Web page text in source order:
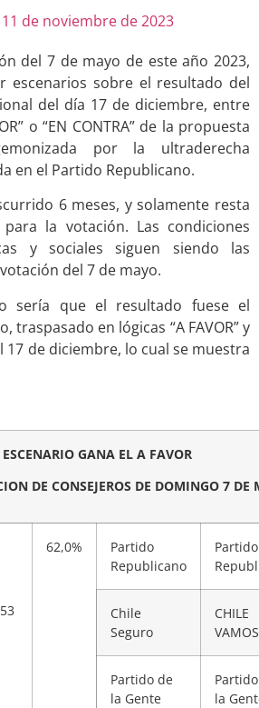
11 de noviembre de 2023
del 7 de mayo de este año 2023,
escenarios sobre el resultado del
del día 17 de diciembre, entre
o “EN CONTRA” de la propuesta
por la ultraderecha
en el Partido Republicano.
6 meses, y solamente resta
la votación. Las condiciones
y sociales siguen siendo las
del 7 de mayo.
sería que el resultado fuese el
traspasado en lógicas “A FAVOR” y
17 de diciembre, lo cual se muestra
GANA EL A FAVOR
DE CONSEJEROS DE DOMINGO 7 DE
62,0%
Partido
Republicano
Partido
Chile
Seguro
CHILE
VAMOS
Partido de
la Gente
la